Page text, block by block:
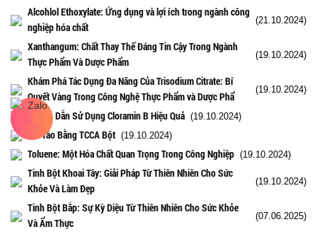
Alcohlol Ethoxylate: Ứng dụng và lợi ích trong ngành công
nghiệp hóa chất
(21.10.2024)
Xanthangum: Chất Thay Thế Đáng Tin Cậy Trong Ngành
Thực Phẩm Và Dược Phẩm
(19.10.2024)
Khám Phá Tác Dụng Đa Năng Của Trisodium Citrate: Bí
Quyết Vàng Trong Công Nghệ Thực Phẩm và Dược Phẩ
(19.10.2024)
Hướng Dẫn Sử Dụng Cloramin B Hiệu Quả (19.10.2024)
Cắt Tảo Bằng TCCA Bột (19.10.2024)
Toluene: Một Hóa Chất Quan Trọng Trong Công Nghiệp (19.10.2024)
Tinh Bột Khoai Tây: Giải Pháp Từ Thiên Nhiên Cho Sức
Khỏe Và Làm Đẹp
(19.10.2024)
Tinh Bột Bắp: Sự Kỳ Diệu Từ Thiên Nhiên Cho Sức Khỏe
Và Ẩm Thực
(07.06.2025)